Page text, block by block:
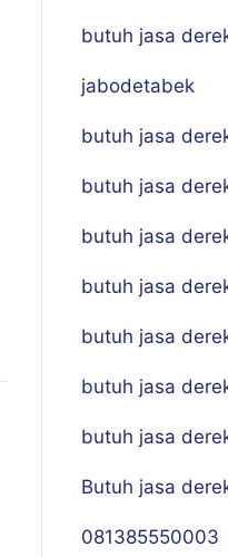
butuh jasa
jabodetabek
butuh jasa
butuh jasa
butuh jasa
butuh jasa
butuh jasa
butuh jasa
butuh jasa
Butuh jasa
081385550003